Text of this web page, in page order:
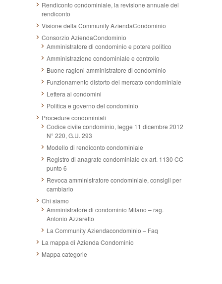
Rendiconto condominiale, la revisione annuale del
rendiconto
Visione della Community AziendaCondominio
Consorzio AziendaCondominio
Amministratore di condominio e potere politico
Amministrazione condominiale e controllo
Buone ragioni amministratore di condominio
Funzionamento distorto del mercato condominiale
Lettera ai condomini
Politica e governo del condominio
Procedure condominiali
Codice civile condominio, legge 11 dicembre 2012
N° 220, G.U. 293
Modello di rendiconto condominiale
Registro di anagrafe condominiale ex art. 1130 CC
punto 6
Revoca amministratore condominiale, consigli per
cambiarlo
Chi siamo
Amministratore di condominio Milano – rag.
Antonio Azzaretto
La Community Aziendacondominio – Faq
La mappa di Azienda Condominio
Mappa categorie